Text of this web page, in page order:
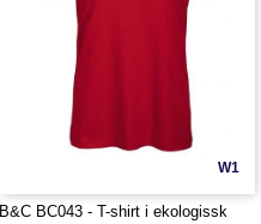
W1
B&C BC043 - T-shirt i ekologissk